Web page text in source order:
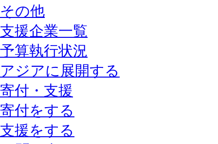
その他
支援企業一覧
予算執行状況
アジアに展開する
寄付・支援
寄付をする
支援をする